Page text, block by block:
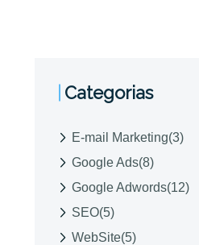
Categorias
E-mail Marketing(3)
Google Ads(8)
Google Adwords(12)
SEO(5)
WebSite(5)